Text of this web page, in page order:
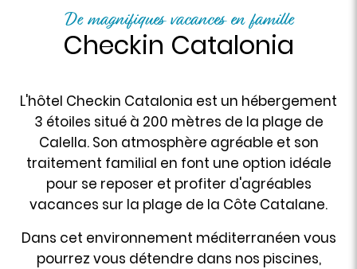
De magnifiques vacances en famille
Checkin Catalonia
L'hôtel Checkin Catalonia est un hébergement
3 étoiles situé à 200 mètres de la plage de
Calella. Son atmosphère agréable et son
traitement familial en font une option idéale
pour se reposer et profiter d'agréables
vacances sur la plage de la Côte Catalane.
Dans cet environnement méditerranéen vous
pourrez vous détendre dans nos piscines,